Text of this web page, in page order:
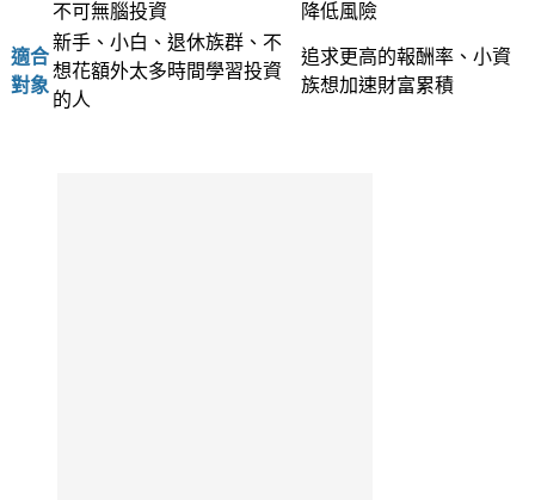
不可無腦投資
降低風險
適合
對象
新手、小白、退休族群、不
想花額外太多時間學習投資
的人
追求更高的報酬率、小資
族想加速財富累積